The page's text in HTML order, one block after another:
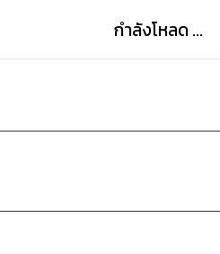
กำลังโหลด ...